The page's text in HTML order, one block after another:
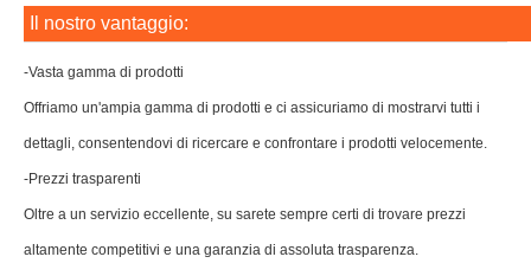
Il nostro vantaggio:
-Vasta gamma di prodotti
Offriamo un'ampia gamma di prodotti e ci assicuriamo di mostrarvi tutti i
dettagli, consentendovi di ricercare e confrontare i prodotti velocemente.
-Prezzi trasparenti
Oltre a un servizio eccellente, su sarete sempre certi di trovare prezzi
altamente competitivi e una garanzia di assoluta trasparenza.